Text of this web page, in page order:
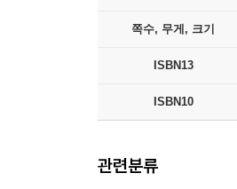
쪽수, 무게, 크기
ISBN13
ISBN10
관련분류